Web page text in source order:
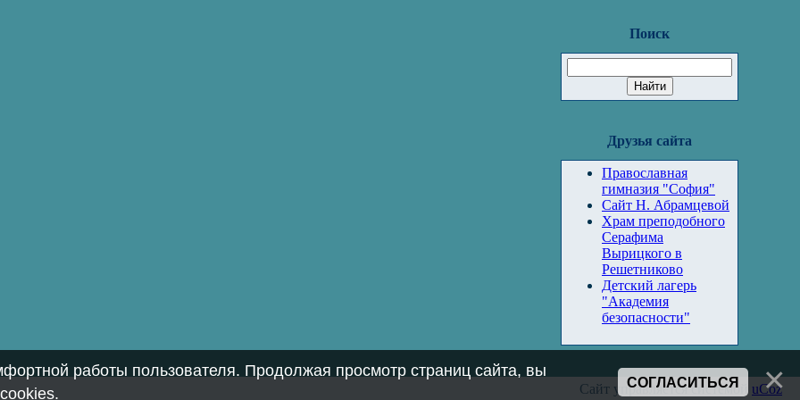
Поиск
Друзья сайта
Православная
гимназия "София"
Сайт Н. Абрамцевой
Храм преподобного
Серафима
Вырицкого в
Решетниково
Детский лагерь
"Академия
безопасности"
Сайт управляется системой uCoz
работы пользователя. Продолжая просмотр страниц сайта, вы
.
СОГЛАСИТЬСЯ